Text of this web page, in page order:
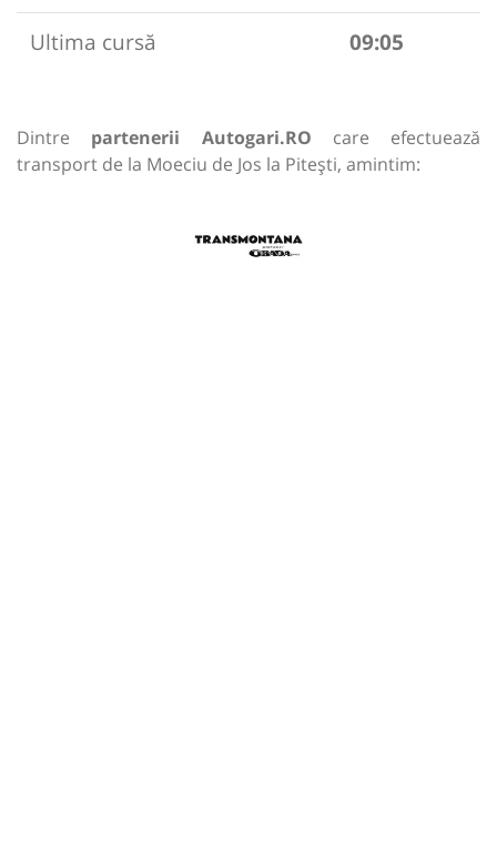
Ultima cursă
09:05
Dintre partenerii Autogari.RO care efectuează
transport de la Moeciu de Jos la Pitești, amintim: